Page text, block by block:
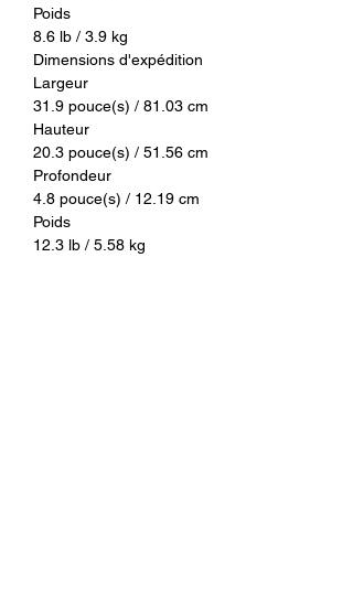
Poids
8.6 lb / 3.9 kg
Dimensions d'expédition
Largeur
31.9 pouce(s) / 81.03 cm
Hauteur
20.3 pouce(s) / 51.56 cm
Profondeur
4.8 pouce(s) / 12.19 cm
Poids
12.3 lb / 5.58 kg